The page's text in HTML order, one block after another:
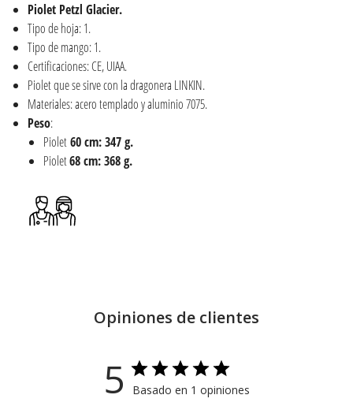
Piolet Petzl Glacier.
Tipo de hoja: 1.
Tipo de mango: 1.
Certificaciones: CE, UIAA.
Piolet que se sirve con la dragonera LINKIN.
Materiales: acero templado y aluminio 7075.
Peso:
Piolet60 cm: 347 g.
Piolet68 cm: 368 g.
Opiniones de clientes
5 Basado en 1 opiniones